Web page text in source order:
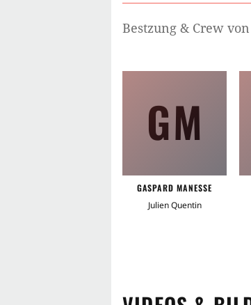
Bestzung & Crew von
GM
GASPARD MANESSE
Julien Quentin